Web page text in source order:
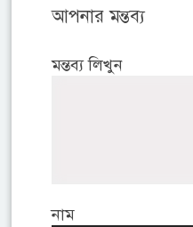
আপনার মন্তব্য
মন্তব্য লিখুন
নাম